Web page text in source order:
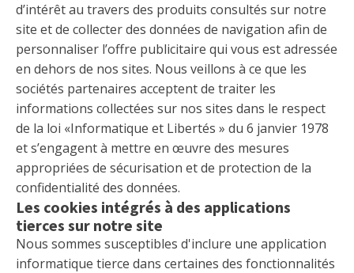
d’intérêt au travers des produits consultés sur notre
site et de collecter des données de navigation afin de
personnaliser l’offre publicitaire qui vous est adressée
en dehors de nos sites. Nous veillons à ce que les
sociétés partenaires acceptent de traiter les
informations collectées sur nos sites dans le respect
de la loi «Informatique et Libertés » du 6 janvier 1978
et s’engagent à mettre en œuvre des mesures
appropriées de sécurisation et de protection de la
confidentialité des données.
Les cookies intégrés à des applications
tierces sur notre site
Nous sommes susceptibles d'inclure une application
informatique tierce dans certaines des fonctionnalités